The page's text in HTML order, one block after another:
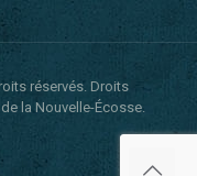
réservés. Droits
la Nouvelle-Écosse.